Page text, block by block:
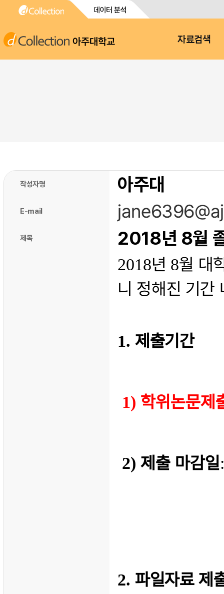
아주대학교 자료검색
작성자명 아주대
E-mail
제목 2018년 8월
2018년 8월 대
니 정해진 기간
1. 제출기간
1) 학위논문제
2) 제출 마감일
2. 파일자료 제